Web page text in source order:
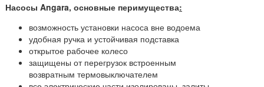
Насосы Angara, основные перимущества:
возможность установки насоса вне водоема
удобная ручка и устойчивая подставка
открытое рабочее колесо
защищены от перегрузок встроенным
возвратным термовыключателем